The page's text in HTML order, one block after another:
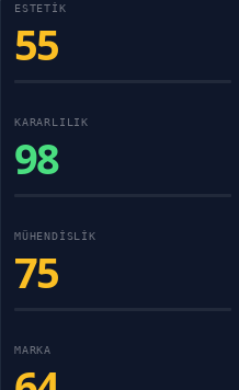
ESTETIK
55
KARARLILIK
98
MÜHENDISLIK
75
MARKA